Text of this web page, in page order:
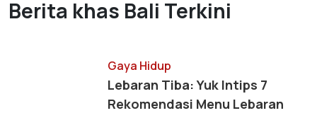
Berita khas Bali Terkini
Gaya Hidup
Lebaran Tiba: Yuk Intips 7
Rekomendasi Menu Lebaran